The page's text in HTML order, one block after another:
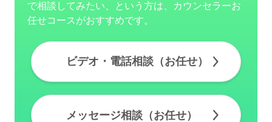
で相談してみたい、という方は、カウンセラーお
任せコースがおすすめです。
ビデオ・電話相談（お任せ）
メッセージ相談（お任せ）